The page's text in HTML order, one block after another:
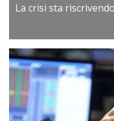
La crisi sta